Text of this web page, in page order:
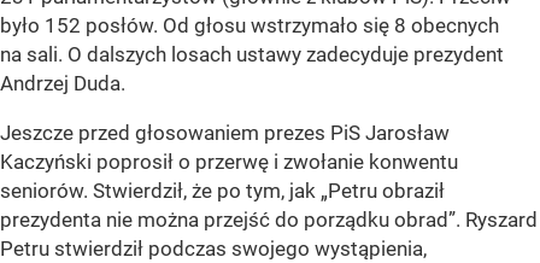
było 152 posłów. Od głosu wstrzymało się 8 obecnych
na sali. O dalszych losach ustawy zadecyduje prezydent
Andrzej Duda.
Jeszcze przed głosowaniem prezes PiS Jarosław
Kaczyński poprosił o przerwę i zwołanie konwentu
seniorów. Stwierdził, że po tym, jak „Petru obraził
prezydenta nie można przejść do porządku obrad”. Ryszard
Petru stwierdził podczas swojego wystąpienia,